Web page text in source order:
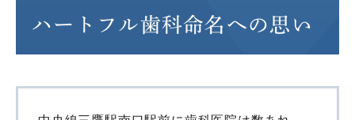
ハートフル歯科命名への思い